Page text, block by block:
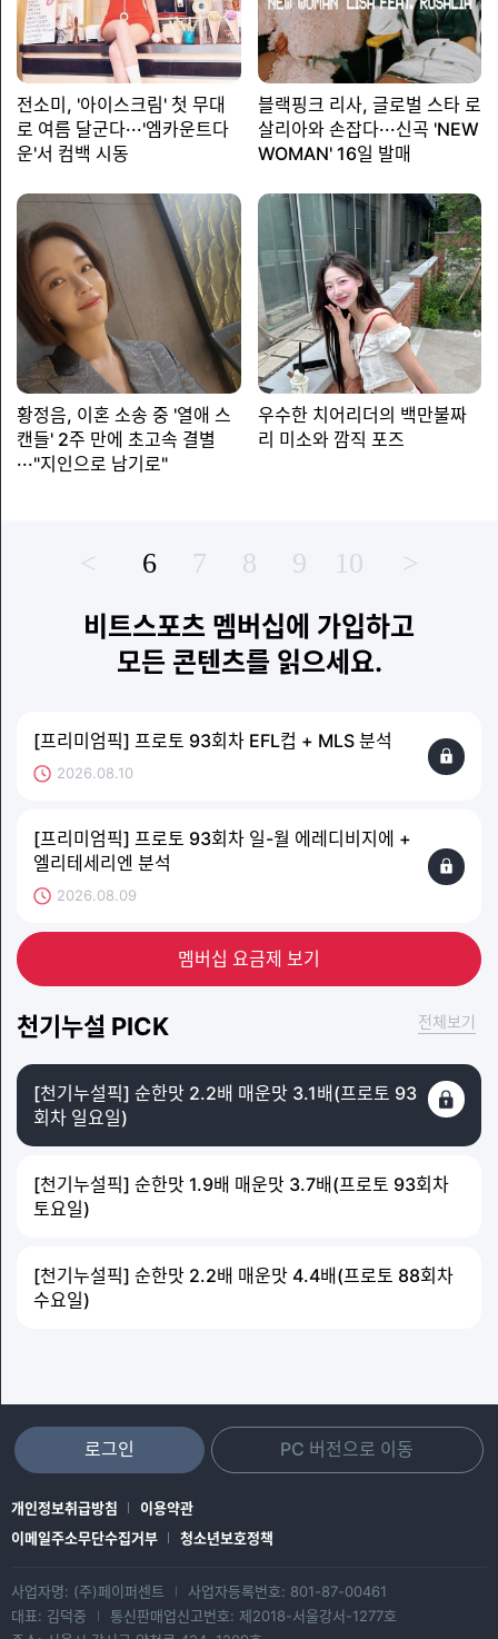
전소미, '아이스크림' 첫 무대
로 여름 달군다···'엠카운트다
운'서 컴백 시동
블랙핑크 리사, 글로벌 스타 로
살리아와 손잡다···신곡 'NEW
WOMAN' 16일 발매
황정음, 이혼 소송 중 '열애 스
캔들' 2주 만에 초고속 결별
···"지인으로 남기로"
우수한 치어리더의 백만불짜
리 미소와 깜직 포즈
< 6 7 8 9 10
>
비트스포츠 멤버십에 가입하고
모든 콘텐츠를 읽으세요.
[프리미엄픽] 프로토 93회차 EFL컵 + MLS 분석
2026.08.10
[프리미엄픽] 프로토 93회차 일-월 에레디비지에 +
엘리테세리엔 분석
2026.08.09
멤버십 요금제 보기
천기누설 PICK 전체보기
[천기누설픽] 순한맛 2.2배 매운맛 3.1배(프로토 93
회차 일요일)
[천기누설픽] 순한맛 1.9배 매운맛 3.7배(프로토 93회차
토요일)
[천기누설픽] 순한맛 2.2배 매운맛 4.4배(프로토 88회차
수요일)
로그인 PC 버전으로 이동
개인정보취급방침
이용약관
이메일주소무단수집거부
청소년보호정책
사업자명: (주)페이퍼센트
사업자등록번호: 801-87-00461
대표: 김덕중
통신판매업신고번호: 제2018-서울강서-1277호